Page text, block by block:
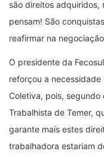
são direitos adquiridos,
pensam! São
reafirmar na
O presidente da
reforçou a
Coletiva, pois,
Trabalhista de Temer,
garante mais estes
trabalhadora estariam